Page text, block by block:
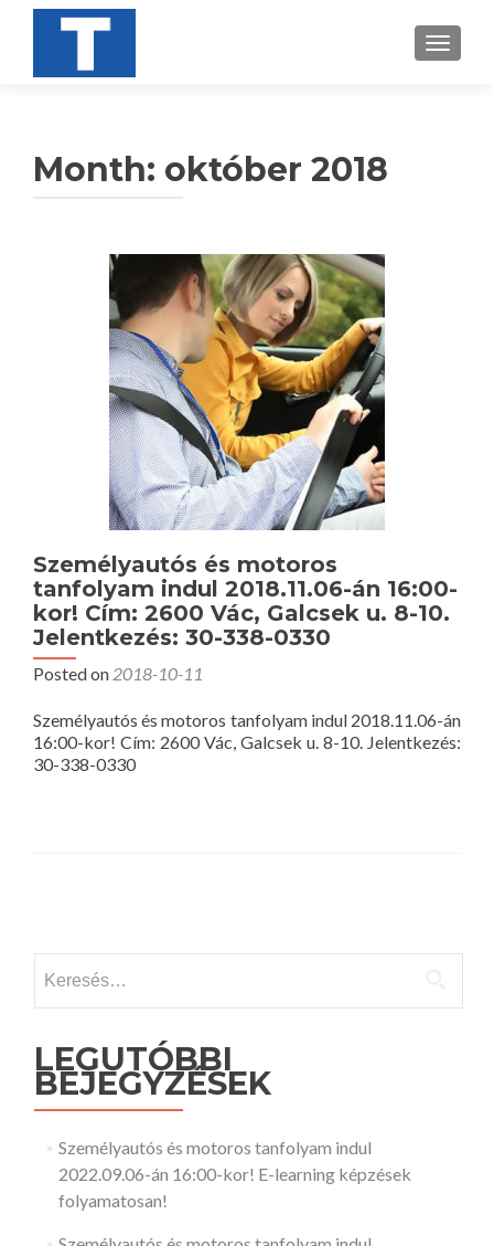
Month: október 2018
Személyautós és motoros
tanfolyam indul 2018.11.06-án 16:00-
kor! Cím: 2600 Vác, Galcsek u. 8-10.
Jelentkezés: 30-338-0330
Posted on 2018-10-11
Személyautós és motoros tanfolyam indul 2018.11.06-án
16:00-kor! Cím: 2600 Vác, Galcsek u. 8-10. Jelentkezés:
30-338-0330
navigation
LEGUTÓBBI
BEJEGYZÉSEK
Személyautós és motoros tanfolyam indul
2022.09.06-án 16:00-kor! E-learning képzések
folyamatosan!